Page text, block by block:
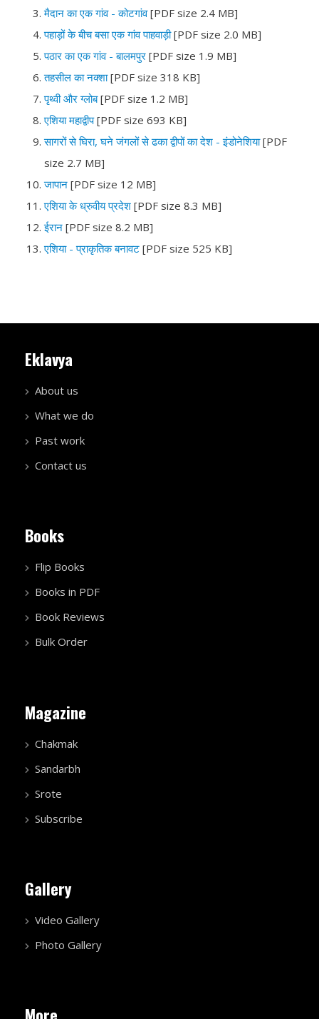
मैदान का एक गांव - कोटगांव[PDF size 2.4 MB]
पहाड़ों के बीच बसा एक गांव पाहवाड़ी[PDF size 2.0 MB]
पठार का एक गांव - बालमपुर [PDF size 1.9 MB]
तहसील का नक्शा[PDF size 318 KB]
पृथ्वी और ग्लोब[PDF size 1.2 MB]
एशिया महाद्वीप[PDF size 693 KB]
सागरों से घिरा, घने जंगलों से ढका द्वीपों का देश - इंडोनेशिया[PDF
size 2.7 MB]
जापान [PDF size 12 MB]
एशिया के ध्रुवीय प्रदेश [PDF size 8.3 MB]
ईरान [PDF size 8.2 MB]
एशिया - प्राकृतिक बनावट [PDF size 525 KB]
Eklavya
About us
What we do
Past work
Contact us
Books
Flip Books
Books in PDF
Book Reviews
Bulk Order
Magazine
Chakmak
Sandarbh
Srote
Subscribe
Gallery
Video Gallery
Photo Gallery